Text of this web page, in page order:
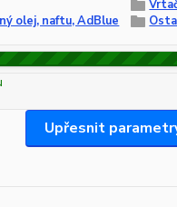
olej, naftu, AdBlue
Upřesnit